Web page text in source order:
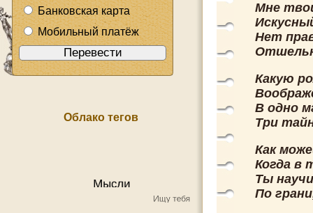
Банковская карта
Мобильный платёж
Облако тегов
Мне
Нет
Какую
В одно
Три
Как
Когда в
Ты
По